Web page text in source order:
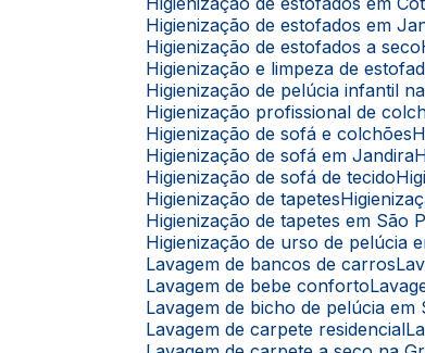
Higienização de estofados em
Higienização de estofados a seco
Higienização e limpeza de
Higienização de pelúcia infantil
Higienização profissional de
Higienização de sofá e colchões
Higienização de sofá em Jandira
Higienização de sofá de tecido
Higienização de tapetes
Higienização de tapetes em São
Higienização de urso de pelúcia
Lavagem de bancos de carros
Lavagem de bebe conforto
Lavagem de bicho de pelúcia em
Lavagem de carpete residencial